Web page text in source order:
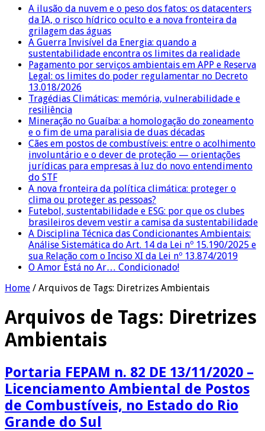
A ilusão da nuvem e o peso dos fatos: os datacenters
da IA, o risco hídrico oculto e a nova fronteira da
grilagem das águas
A Guerra Invisível da Energia: quando a
sustentabilidade encontra os limites da realidade
Pagamento por serviços ambientais em APP e Reserva
Legal: os limites do poder regulamentar no Decreto
13.018/2026
Tragédias Climáticas: memória, vulnerabilidade e
resiliência
Mineração no Guaíba: a homologação do zoneamento
e o fim de uma paralisia de duas décadas
Cães em postos de combustíveis: entre o acolhimento
involuntário e o dever de proteção — orientações
jurídicas para empresas à luz do novo entendimento
do STF
A nova fronteira da política climática: proteger o
clima ou proteger as pessoas?
Futebol, sustentabilidade e ESG: por que os clubes
brasileiros devem vestir a camisa da sustentabilidade
A Disciplina Técnica das Condicionantes Ambientais:
Análise Sistemática do Art. 14 da Lei nº 15.190/2025 e
sua Relação com o Inciso XI da Lei nº 13.874/2019
O Amor Está no Ar… Condicionado!
Home / Arquivos de Tags: Diretrizes Ambientais
Arquivos de Tags: Diretrizes
Ambientais
Portaria FEPAM n. 82 DE 13/11/2020 –
Licenciamento Ambiental de Postos
de Combustíveis, no Estado do Rio
Grande do Sul